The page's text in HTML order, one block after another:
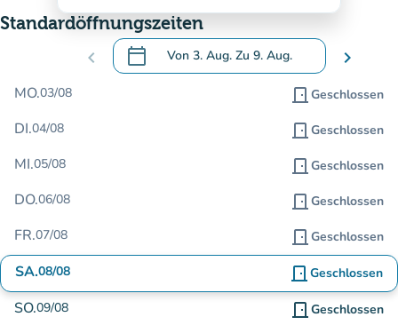
Standardöffnungszeiten
chevron_left calendar_today Von 3. Aug. Zu 9. Aug.
.Öffnen Sie den Kalender, um Daten zu
chevron_right
MO.03/08 door_front Geschlossen
DI.04/08 door_front Geschlossen
MI.05/08 door_front Geschlossen
DO.06/08 door_front Geschlossen
FR.07/08 door_front Geschlossen
SA.08/08 door_front Geschlossen
SO.09/08 door_front Geschlossen